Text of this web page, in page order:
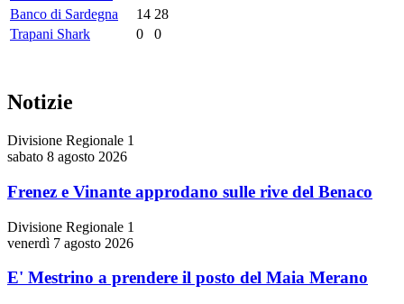
Banco di Sardegna
14 28
Trapani Shark
0 0
Notizie
Divisione Regionale 1
sabato 8 agosto 2026
Frenez e Vinante approdano sulle rive del Benaco
Divisione Regionale 1
venerdì 7 agosto 2026
E' Mestrino a prendere il posto del Maia Merano